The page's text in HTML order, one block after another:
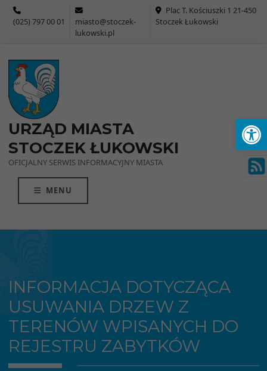
(025) 797 00 01
miasto@stoczek-
lukowski.pl
Plac T. Kościuszki 1 21-450
Stoczek Łukowski
URZĄD MIASTA
STOCZEK ŁUKOWSKI
OFICJALNY SERWIS INFORMACYJNY MIASTA
MENU
INFORMACJA DOTYCZĄCA
USUWANIA DRZEW Z
TERENÓW WPISANYCH DO
REJESTRU ZABYTKÓW